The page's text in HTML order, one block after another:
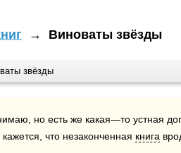
→ Виноваты звёзды
звёзды
но есть же какая—то устная
что незаконченная книга